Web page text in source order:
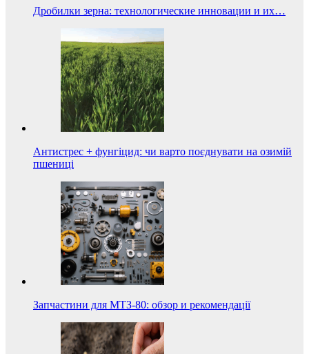
Дробилки зерна: технологические инновации и их…
Антистрес + фунгіцид: чи варто поєднувати на озимій
пшениці
Запчастини для МТЗ-80: обзор и рекомендації